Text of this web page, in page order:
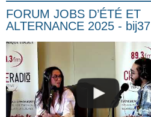
FORUM JOBS D’ÉTÉ ET
ALTERNANCE 2025 - bij37